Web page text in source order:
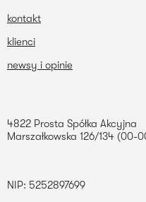
kontakt
klienci
newsy i opinie
4822 Prosta Spółka Akcyjna
Marszałkowska 126/134 (00-
NIP: 5252897699